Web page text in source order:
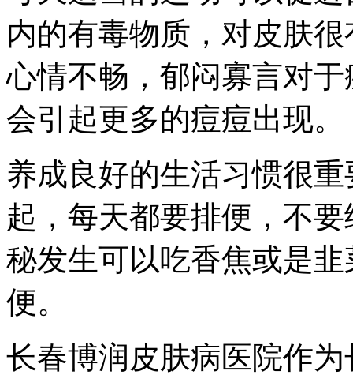
内的有毒物质，对皮肤
心情不畅，郁闷寡言对
会引起更多的痘痘出现。
养成良好的生活习惯很
起，每天都要排便，不
秘发生可以吃香焦或是
便。
长春博润皮肤病医院作